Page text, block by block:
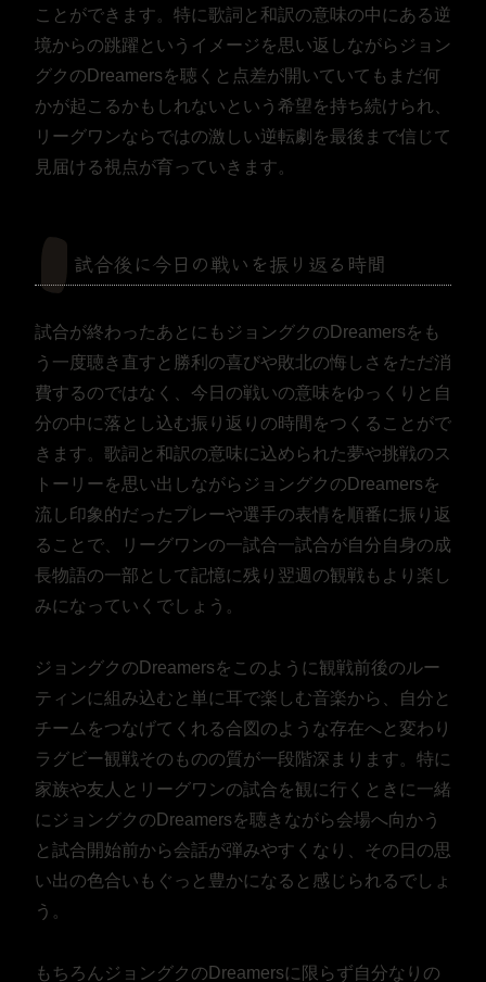
ことができます。特に歌詞と和訳の意味の中にある逆
境からの跳躍というイメージを思い返しながらジョン
グクのDreamersを聴くと点差が開いていてもまだ何
かが起こるかもしれないという希望を持ち続けられ、
リーグワンならではの激しい逆転劇を最後まで信じて
見届ける視点が育っていきます。
試合後に今日の戦いを振り返る時間
試合が終わったあとにもジョングクのDreamersをも
う一度聴き直すと勝利の喜びや敗北の悔しさをただ消
費するのではなく、今日の戦いの意味をゆっくりと自
分の中に落とし込む振り返りの時間をつくることがで
きます。歌詞と和訳の意味に込められた夢や挑戦のス
トーリーを思い出しながらジョングクのDreamersを
流し印象的だったプレーや選手の表情を順番に振り返
ることで、リーグワンの一試合一試合が自分自身の成
長物語の一部として記憶に残り翌週の観戦もより楽し
みになっていくでしょう。
ジョングクのDreamersをこのように観戦前後のルー
ティンに組み込むと単に耳で楽しむ音楽から、自分と
チームをつなげてくれる合図のような存在へと変わり
ラグビー観戦そのものの質が一段階深まります。特に
家族や友人とリーグワンの試合を観に行くときに一緒
にジョングクのDreamersを聴きながら会場へ向かう
と試合開始前から会話が弾みやすくなり、その日の思
い出の色合いもぐっと豊かになると感じられるでしょ
う。
もちろんジョングクのDreamersに限らず自分なりの